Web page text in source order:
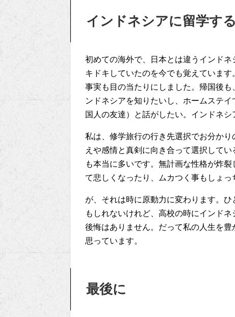
インドネシアに留学する
初めての海外で、日本とは違うインド
キドキしていたのを今でも覚えていま
事実も目の当たりにしました。帰国後
ンドネシアを知りたいし、ホームステ
国人の友達）と話がしたい。インドネ
私は、修学旅行の行き先選択でお分か
えや感情と真剣に向き合って選択して
も本当に多いです。無計画な性格が炸
て悲しくなったり、ムカつく事もしょっ
が、それは時に原動力に変わります。
もしれないけれど、高校の時にインド
後悔はありません。だって私の人生を
思っています。
最後に